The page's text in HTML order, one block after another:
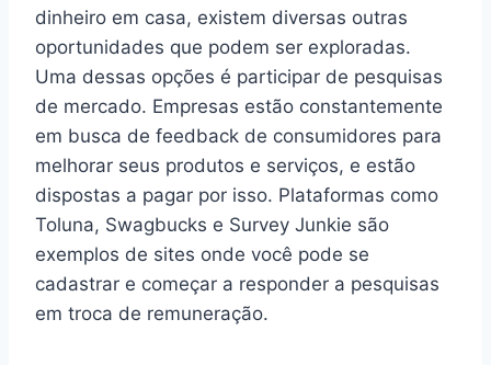
dinheiro em casa, existem diversas outras
oportunidades que podem ser exploradas.
Uma dessas opções é participar de pesquisas
de mercado. Empresas estão constantemente
em busca de feedback de consumidores para
melhorar seus produtos e serviços, e estão
dispostas a pagar por isso. Plataformas como
Toluna, Swagbucks e Survey Junkie são
exemplos de sites onde você pode se
cadastrar e começar a responder a pesquisas
em troca de remuneração.